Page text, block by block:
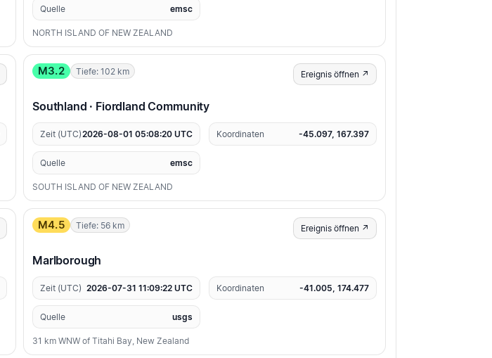
Quelle emsc
NORTH ISLAND OF NEW ZEALAND
M3.2 Tiefe: 102 km Ereignis öffnen ↗
Southland · Fiordland Community
Zeit (UTC)2026-08-01 05:08:20 UTC Koordinaten -45.097, 167.397
Quelle emsc
SOUTH ISLAND OF NEW ZEALAND
M4.5 Tiefe: 56 km Ereignis öffnen ↗
Marlborough
Zeit (UTC) 2026-07-31 11:09:22 UTC Koordinaten -41.005, 174.477
Quelle usgs
31 km WNW of Titahi Bay, New Zealand